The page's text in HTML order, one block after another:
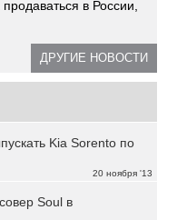
в России,
ДРУГИЕ НОВОСТИ
20 ноября '13
Kia Sorento по
Soul в